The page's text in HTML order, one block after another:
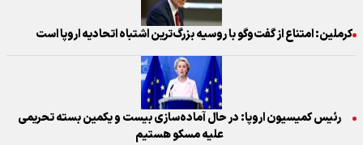
کرملین: امتناع از گفت‌وگو با روسیه بزرگ‌ترین اشتباه اتحادیه اروپا است
رئیس کمیسیون اروپا: در حال آماده‌سازی بیست و یکمین بسته تحریمی
علیه مسکو هستیم